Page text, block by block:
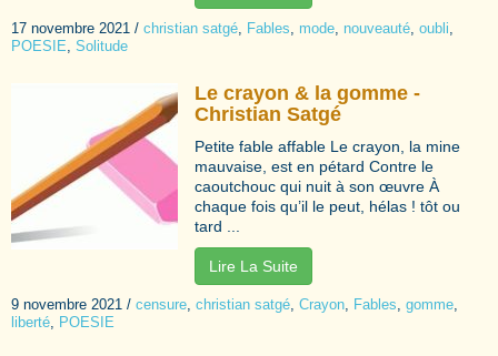
17 novembre 2021 / christian satgé Fables mode nouveauté oubli
POESIE Solitude
Le crayon & la gomme -
Christian Satgé
Petite fable affable Le crayon, la mine
mauvaise, est en pétard Contre le
caoutchouc qui nuit à son œuvre À
chaque fois qu’il le peut, hélas ! tôt ou
tard ...
Lire La Suite
9 novembre 2021 / censure christian satgé Crayon Fables gomme
liberté POESIE